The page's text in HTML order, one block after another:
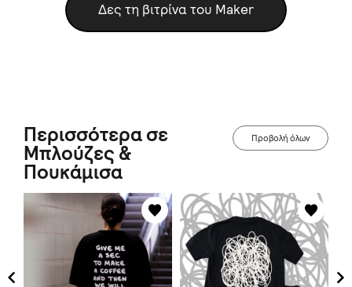
Δες τη βιτρίνα του Maker
Περισσότερα σε
Μπλούζες &
Πουκάμισα
Προβολή όλων